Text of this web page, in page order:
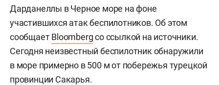
Дарданеллы в Черное море на фоне
участившихся атак беспилотников. Об этом
сообщаетBloombergсо ссылкой на источники.
Сегодня неизвестный беспилотник обнаружили
в море примерно в 500 м от побережья турецкой
провинции Сакарья.